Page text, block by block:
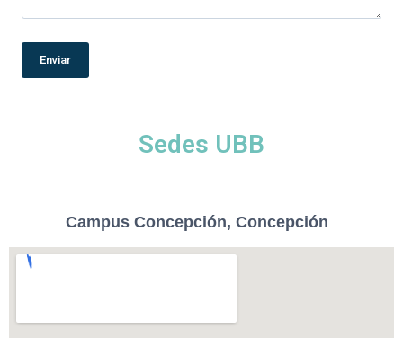
Sedes UBB
Campus Concepción, Concepción